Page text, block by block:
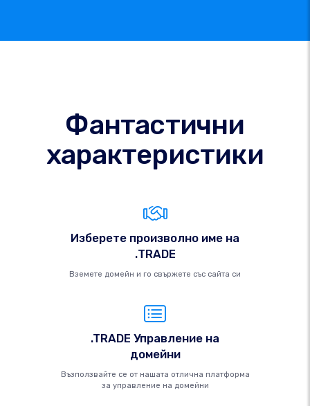
Фантастични
характеристики
Изберете произволно име на
.TRADE
Вземете домейн и го свържете със сайта си
.TRADE Управление на
домейни
Възползвайте се от нашата отлична платформа
за управление на домейни